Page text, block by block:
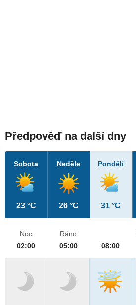
Předpověď na další dny
Sobota
23 °C
Neděle
26 °C
Pondělí
31 °C
Noc
02:00
Ráno
05:00
08:00